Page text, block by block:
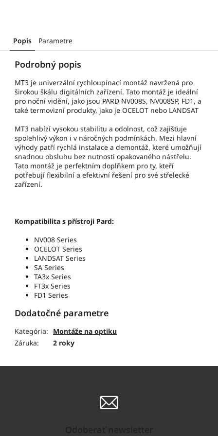
Popis Parametre
Podrobný popis
MT3 je univerzální rychloupínací montáž navržená pro
širokou škálu digitálních zařízení. Tato montáž je ideální
pro noční vidění, jako jsou PARD NV008S, NV008SP, FD1, a
také termovizní produkty, jako je OCELOT nebo LANDSAT
MT3 nabízí vysokou stabilitu a odolnost, což zajišťuje
spolehlivý výkon i v náročných podmínkách. Mezi hlavní
výhody patří rychlá instalace a demontáž, které umožňují
snadnou obsluhu bez nutnosti opakovaného nástřelu.
Tato montáž je perfektním doplňkem pro ty, kteří
potřebují flexibilní a efektivní řešení pro své střelecké
zařízení.
Kompatibilita s přístroji Pard:
NV008 Series
OCELOT Series
LANDSAT Series
SA Series
TA3x Series
FT3x Series
FD1 Series
Dodatočné parametre
Kategória:
Montáže na optiku
Záruka: 2 roky